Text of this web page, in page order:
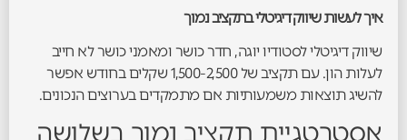
איך לעשות שיווק דיגיטלי בתקציב נמוך
שיווק דיגיטלי לסטודיו יוגה, חדר כושר ומאמני כושר לא חייב
לעלות הון. עם תקציב של 1,500-2,500 שקלים בחודש אפשר
להשיג תוצאות משמעותיות אם מתמקדים בערוצים הנכונים.
אסטרטגיית תקציב נמוך בשלושה